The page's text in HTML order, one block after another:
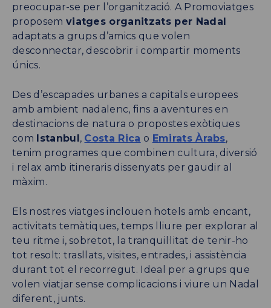
preocupar-se per l’organització. A Promoviatges
proposem viatges organitzats per Nadal
adaptats a grups d’amics que volen
desconnectar, descobrir i compartir moments
únics.
Des d’escapades urbanes a capitals europees
amb ambient nadalenc, fins a aventures en
destinacions de natura o propostes exòtiques
com Istanbul, Costa Rica o Emirats Àrabs,
tenim programes que combinen cultura, diversió
i relax amb itineraris dissenyats per gaudir al
màxim.
Els nostres viatges inclouen hotels amb encant,
activitats temàtiques, temps lliure per explorar al
teu ritme i, sobretot, la tranquil·litat de tenir-ho
tot resolt: trasllats, visites, entrades, i assistència
durant tot el recorregut. Ideal per a grups que
volen viatjar sense complicacions i viure un Nadal
diferent, junts.